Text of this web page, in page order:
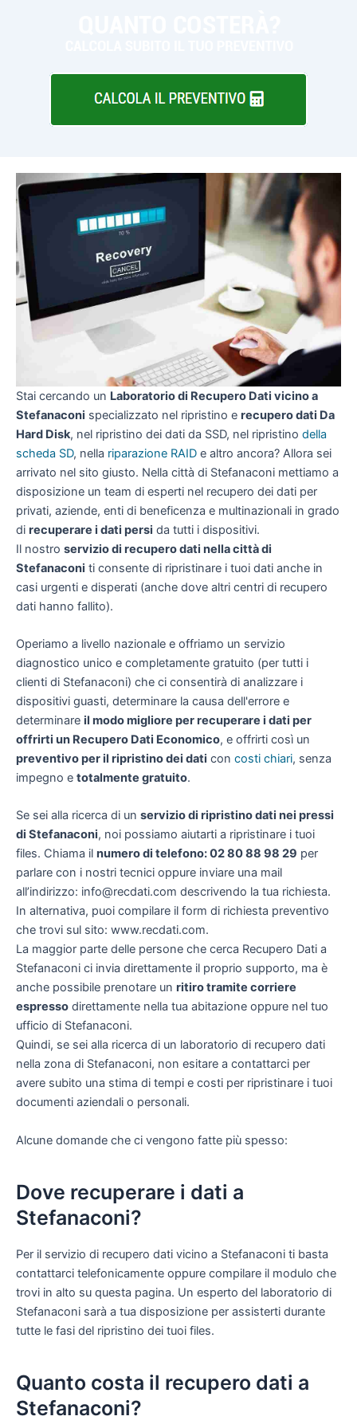
Stai cercando un Laboratorio di Recupero Dati vicino a
Stefanaconi specializzato nel ripristino e recupero dati Da
Hard Disk, nel ripristino dei dati da SSD, nel ripristino della
scheda SD, nella riparazione RAID e altro ancora? Allora sei
arrivato nel sito giusto. Nella città di Stefanaconi mettiamo a
disposizione un team di esperti nel recupero dei dati per
privati, aziende, enti di beneficenza e multinazionali in grado
di recuperare i dati persi da tutti i dispositivi.
Il nostro servizio di recupero dati nella città di
Stefanaconi ti consente di ripristinare i tuoi dati anche in
casi urgenti e disperati (anche dove altri centri di recupero
dati hanno fallito).
Operiamo a livello nazionale e offriamo un servizio
diagnostico unico e completamente gratuito (per tutti i
clienti di Stefanaconi) che ci consentirà di analizzare i
dispositivi guasti, determinare la causa dell'errore e
determinare il modo migliore per recuperare i dati per
offrirti un Recupero Dati Economico, e offrirti così un
preventivo per il ripristino dei dati con costi chiari, senza
impegno e totalmente gratuito.
Se sei alla ricerca di un servizio di ripristino dati nei pressi
di Stefanaconi, noi possiamo aiutarti a ripristinare i tuoi
files. Chiama il numero di telefono: 02 80 88 98 29 per
parlare con i nostri tecnici oppure inviare una mail
all’indirizzo: info@recdati.com descrivendo la tua richiesta.
In alternativa, puoi compilare il form di richiesta preventivo
che trovi sul sito: www.recdati.com.
La maggior parte delle persone che cerca Recupero Dati a
Stefanaconi ci invia direttamente il proprio supporto, ma è
anche possibile prenotare un ritiro tramite corriere
espresso direttamente nella tua abitazione oppure nel tuo
ufficio di Stefanaconi.
Quindi, se sei alla ricerca di un laboratorio di recupero dati
nella zona di Stefanaconi, non esitare a contattarci per
avere subito una stima di tempi e costi per ripristinare i tuoi
documenti aziendali o personali.
Alcune domande che ci vengono fatte più spesso:
Dove recuperare i dati a
Stefanaconi?
Per il servizio di recupero dati vicino a Stefanaconi ti basta
contattarci telefonicamente oppure compilare il modulo che
trovi in alto su questa pagina. Un esperto del laboratorio di
Stefanaconi sarà a tua disposizione per assisterti durante
tutte le fasi del ripristino dei tuoi files.
Quanto costa il recupero dati a
Stefanaconi?